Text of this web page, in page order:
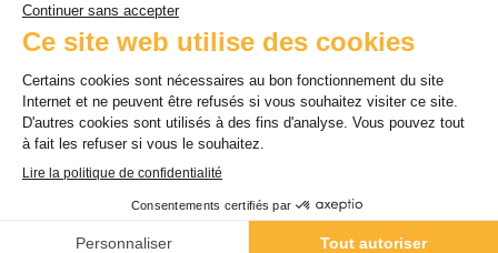
Conseils ParBarbara Dinjart
Tout savoir sur les avantages des volets roulants
solaires.
1 2 →